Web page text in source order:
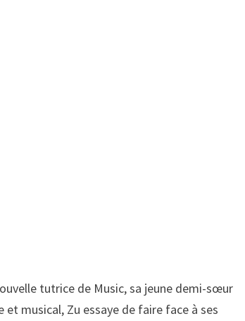
tutrice de Music, sa jeune demi-sœur
musical, Zu essaye de faire face à ses